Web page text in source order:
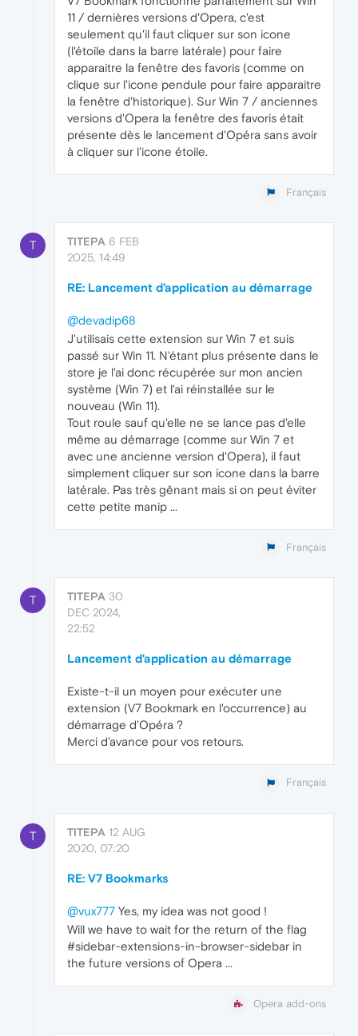
11 / dernières versions d'Opera, c'est
seulement qu'il faut cliquer sur son icone
(l'étoile dans la barre latérale) pour faire
apparaitre la fenêtre des favoris (comme on
clique sur l'icone pendule pour faire apparaitre
la fenêtre d'historique). Sur Win 7 / anciennes
versions d'Opera la fenêtre des favoris était
présente dès le lancement d'Opéra sans avoir
à cliquer sur l'icone étoile.
Français
T TITEPA 6 FEB
2025, 14:49
RE: Lancement d'application au démarrage
@devadip68
J'utilisais cette extension sur Win 7 et suis
passé sur Win 11. N'étant plus présente dans le
store je l'ai donc récupérée sur mon ancien
système (Win 7) et l'ai réinstallée sur le
nouveau (Win 11).
Tout roule sauf qu'elle ne se lance pas d'elle
même au démarrage (comme sur Win 7 et
avec une ancienne version d'Opera), il faut
simplement cliquer sur son icone dans la barre
latérale. Pas très gênant mais si on peut éviter
cette petite manip ...
Français
T TITEPA 30
DEC 2024,
22:52
Lancement d'application au démarrage
Existe-t-il un moyen pour exécuter une
extension (V7 Bookmark en l'occurrence) au
démarrage d'Opéra ?
Merci d'avance pour vos retours.
Français
T TITEPA 12 AUG
2020, 07:20
RE: V7 Bookmarks
@vux777 Yes, my idea was not good !
Will we have to wait for the return of the flag
#sidebar-extensions-in-browser-sidebar in
the future versions of Opera ...
Opera add-ons